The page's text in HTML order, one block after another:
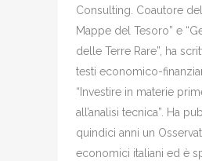
Consulting. Coautore
Mappe del Tesoro” e
delle Terre Rare”, ha
testi economico-
“Investire in materie
all’analisi tecnica”. Ha
quindici anni un
economici italiani ed è